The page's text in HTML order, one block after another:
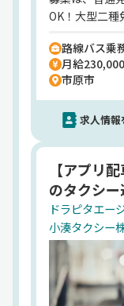
576人（嘱託、
業務内容
鉄道事業、旅
ス）
https://
OK！大型二種
4ヶ月の丁寧な
かりサポート
踏み出せる体
で、各種手当
年度実績）支
嬉しい環境
線バスの運転
い仕事で、感
がいは抜群！
いので、身体
理なく続けら
ニーク！「小
葉ロッテ観戦
路線バス乗
月給
市原市
求人情報
【アプリ
のタクシ
ドラピタエー
小湊タクシー